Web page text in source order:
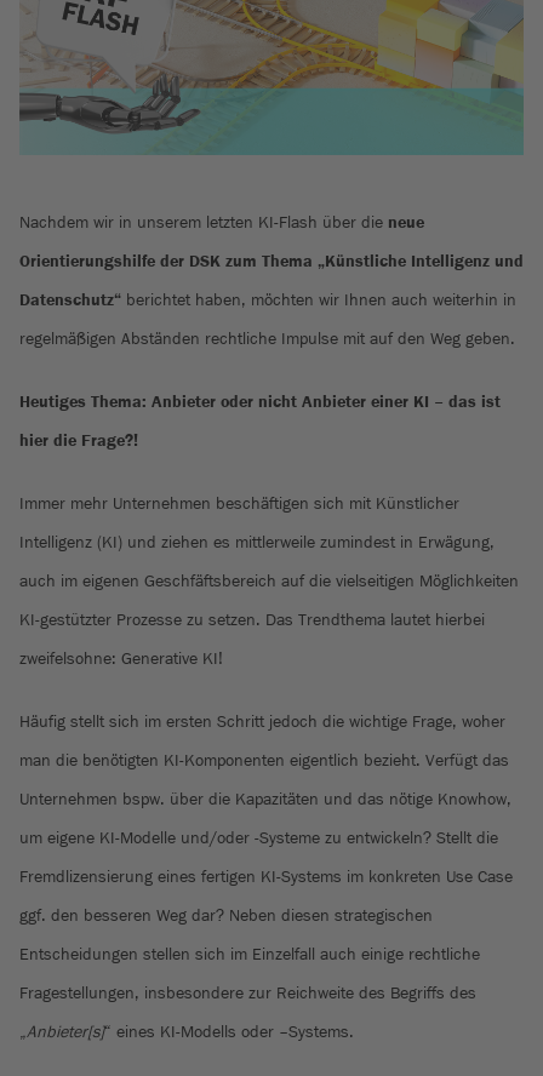
Nachdem wir in unserem letzten KI-Flash über die neue
Orientierungshilfe der DSK zum Thema „Künstliche Intelligenz und
Datenschutz“ berichtet haben, möchten wir Ihnen auch weiterhin in
regelmäßigen Abständen rechtliche Impulse mit auf den Weg geben.
Heutiges Thema: Anbieter oder nicht Anbieter einer KI – das ist
hier die Frage?!
Immer mehr Unternehmen beschäftigen sich mit Künstlicher
Intelligenz (KI) und ziehen es mittlerweile zumindest in Erwägung,
auch im eigenen Geschfäftsbereich auf die vielseitigen Möglichkeiten
KI-gestützter Prozesse zu setzen. Das Trendthema lautet hierbei
zweifelsohne: Generative KI!
Häufig stellt sich im ersten Schritt jedoch die wichtige Frage, woher
man die benötigten KI-Komponenten eigentlich bezieht. Verfügt das
Unternehmen bspw. über die Kapazitäten und das nötige Knowhow,
um eigene KI-Modelle und/oder -Systeme zu entwickeln? Stellt die
Fremdlizensierung eines fertigen KI-Systems im konkreten Use Case
ggf. den besseren Weg dar? Neben diesen strategischen
Entscheidungen stellen sich im Einzelfall auch einige rechtliche
Fragestellungen, insbesondere zur Reichweite des Begriffs des
Anbieter[s]“ eines KI-Modells oder –Systems.